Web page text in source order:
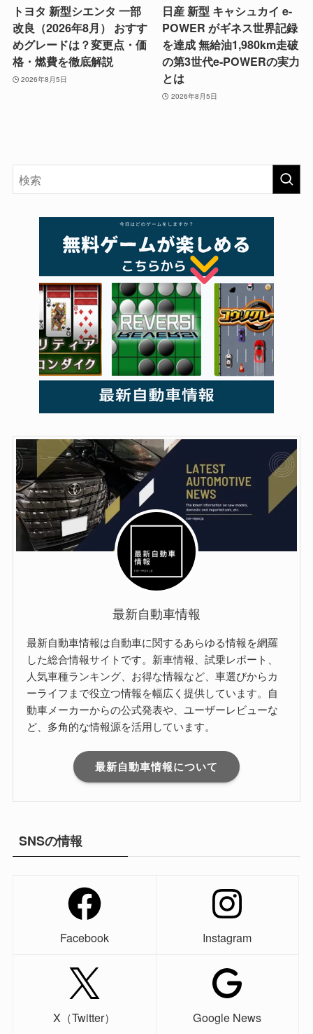
トヨタ 新型シエンタ 一部
改良（2026年8月） おすす
めグレードは？変更点・価
格・燃費を徹底解説
2026年8月5日
日産 新型 キャシュカイ e-
POWER がギネス世界記録
を達成 無給油1,980km走破
の第3世代e-POWERの実力
とは
2026年8月5日
最新自動車情報
最新自動車情報は自動車に関するあらゆる情報を網羅
した総合情報サイトです。新車情報、試乗レポート、
人気車種ランキング、お得な情報など、車選びからカ
ーライフまで役立つ情報を幅広く提供しています。自
動車メーカーからの公式発表や、ユーザーレビューな
ど、多角的な情報源を活用しています。
最新自動車情報について
SNSの情報
Facebook Instagram
X（Twitter） Google News